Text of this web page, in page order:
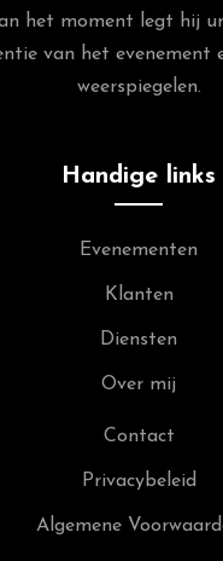
het moment legt hij
van het evenement
weerspiegelen.
Handige links
Evenementen
Klanten
Diensten
Over mij
Contact
Privacybeleid
Algemene